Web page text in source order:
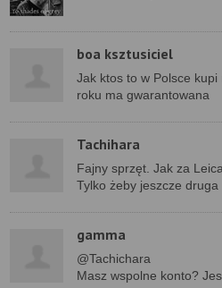
boa ksztusiciel
Jak ktos to w Polsce
roku ma gwarantowana
Tachihara
Fajny sprzęt. Jak za
Tylko żeby jeszcze druga
gamma
@Tachichara
Masz wspolne konto?